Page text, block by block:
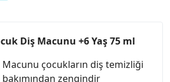
Diş Macunu +6 Yaş 75 ml
Macunu çocukların diş temizliği
zengindir